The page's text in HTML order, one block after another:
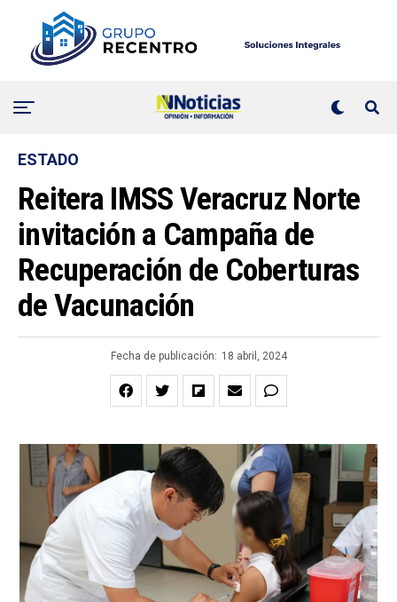
ESTADO
Reitera IMSS Veracruz Norte
invitación a Campaña de
Recuperación de Coberturas
de Vacunación
Fecha de publicación: 18 abril, 2024